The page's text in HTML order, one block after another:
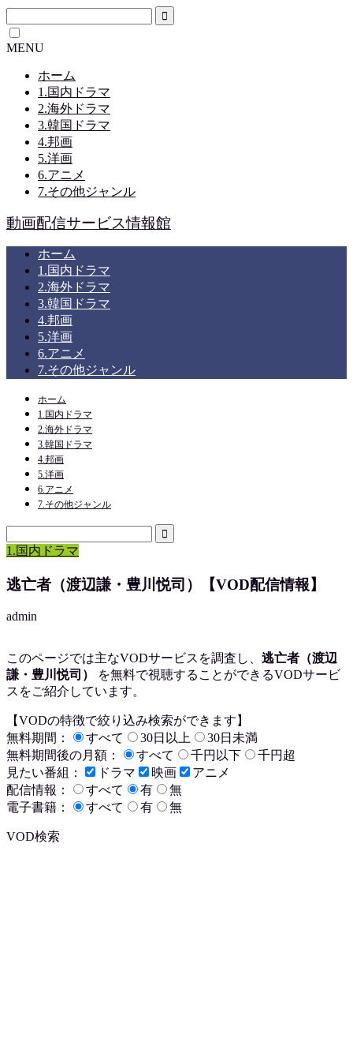
MENU
ホーム
1.国内ドラマ
2.海外ドラマ
3.韓国ドラマ
4.邦画
5.洋画
6.アニメ
7.その他ジャンル
動画配信サービス情報館
ホーム
1.国内ドラマ
2.海外ドラマ
3.韓国ドラマ
4.邦画
5.洋画
6.アニメ
7.その他ジャンル
ホーム
1.国内ドラマ
2.海外ドラマ
3.韓国ドラマ
4.邦画
5.洋画
6.アニメ
7.その他ジャンル
1.国内ドラマ
逃亡者（渡辺謙・豊川悦司）【VOD配信情報】
admin
このページでは主なVODサービスを調査し、 逃亡者（渡辺
謙・豊川悦司）
を無料で視聴することができるVODサービ
スをご紹介しています。
【VODの特徴で絞り込み検索ができます】
無料期間：
すべて 30日以上
30日未満
無料期間後の月額：
すべて 千円以下
千円超
見たい番組：
ドラマ 映画
アニメ
配信情報：
すべて 有
無
電子書籍：
すべて 有 無
VOD検索